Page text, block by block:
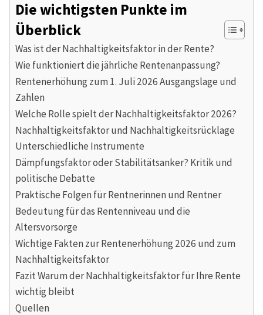
Die wichtigsten Punkte im
Überblick
Was ist der Nachhaltigkeitsfaktor in der Rente?
Wie funktioniert die jährliche Rentenanpassung?
Rentenerhöhung zum 1. Juli 2026 Ausgangslage und
Zahlen
Welche Rolle spielt der Nachhaltigkeitsfaktor 2026?
Nachhaltigkeitsfaktor und Nachhaltigkeitsrücklage
Unterschiedliche Instrumente
Dämpfungsfaktor oder Stabilitätsanker? Kritik und
politische Debatte
Praktische Folgen für Rentnerinnen und Rentner
Bedeutung für das Rentenniveau und die
Altersvorsorge
Wichtige Fakten zur Rentenerhöhung 2026 und zum
Nachhaltigkeitsfaktor
Fazit Warum der Nachhaltigkeitsfaktor für Ihre Rente
wichtig bleibt
Quellen